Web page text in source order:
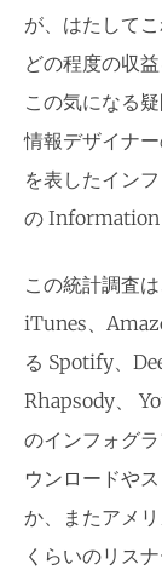
が、はたして
どの程度の収
この気になる
情報デザイナ
を表したイン
の Information
この統計調査
iTunes、
る Spotify、
Rhapsody、
のインフォグ
ウンロードや
か、またアメ
くらいのリス